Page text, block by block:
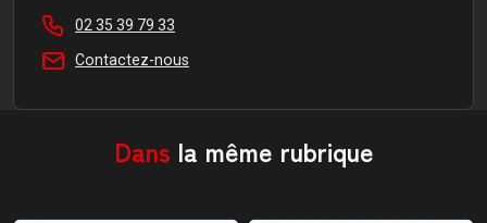
02 35 39 79 33
Contactez-nous
Dans la même rubrique